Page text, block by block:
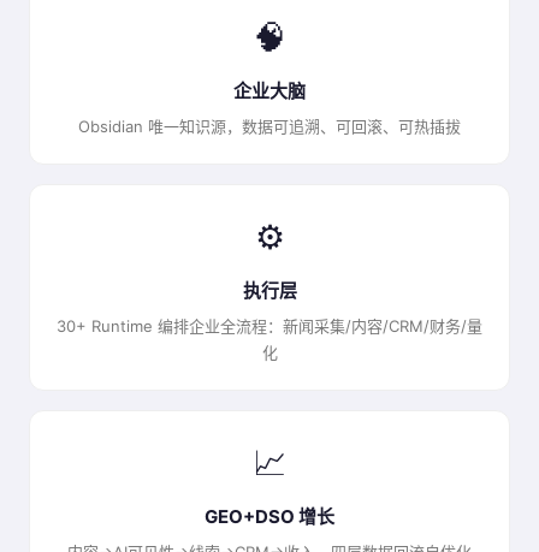
🧠
企业大脑
Obsidian 唯一知识源，数据可追溯、可回滚、可热插拔
⚙️
执行层
30+ Runtime 编排企业全流程：新闻采集/内容/CRM/财务/量
化
📈
GEO+DSO 增长